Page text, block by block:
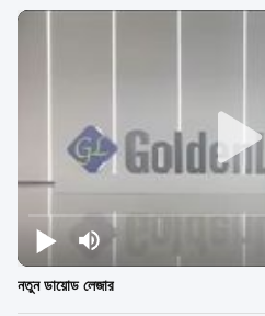
নতুন ডায়োড লেজার